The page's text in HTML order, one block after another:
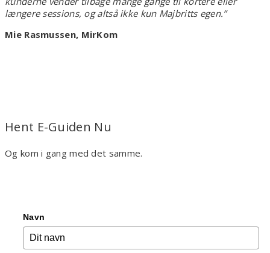
længere sessions, og altså ikke kun Majbritts egen.”
Mie Rasmussen, MirKom
Hent E-Guiden Nu
Og kom i gang med det samme.
Navn